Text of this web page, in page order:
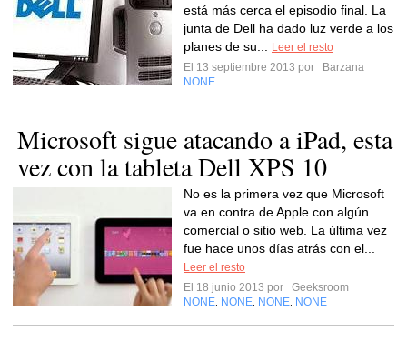
está más cerca el episodio final. La
junta de Dell ha dado luz verde a los
planes de su...
Leer el resto
El 13 septiembre 2013 por
Barzana
NONE
Microsoft sigue atacando a iPad, esta
vez con la tableta Dell XPS 10
No es la primera vez que Microsoft
va en contra de Apple con algún
comercial o sitio web. La última vez
fue hace unos días atrás con el...
Leer el resto
El 18 junio 2013 por
Geeksroom
NONE NONE NONE NONE